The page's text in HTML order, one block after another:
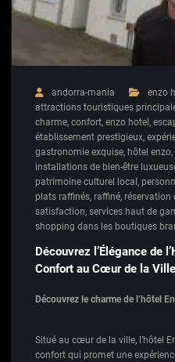
andorra-mania
enzo
attractions touristiques
charme, confort, enzo hotel ,
établissement prestigieux,
gastronomie exquise, hôtel enzo,
installations de bien-être
patrimoine culturel local ,
plats raffinés, raffiné, réservation
satisfaction, services haut de
shopping dans les boutiques
Découvrez l’Élégance de
Confort au Cœur de la Ville
Découvrez le charme de l’hôtel
Situé au cœur de la ville, l’hôtel
confort qui promet une